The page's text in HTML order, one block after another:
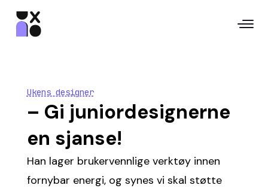
Ukens designer
– Gi juniordesignerne
en sjanse!
Han lager brukervennlige verktøy innen
fornybar energi, og synes vi skal støtte